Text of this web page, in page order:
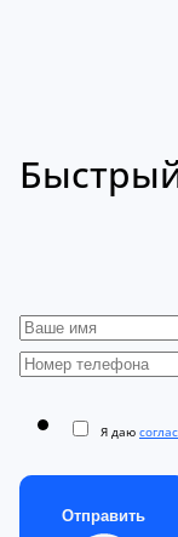
Я даю
Отправить